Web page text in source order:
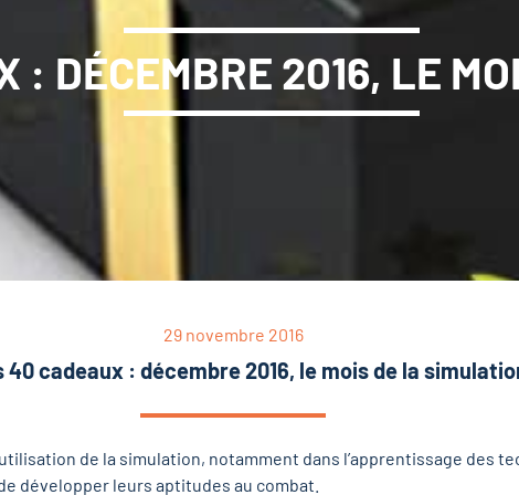
: DÉCEMBRE 2016, LE
29 novembre 2016
40 cadeaux : décembre 2016, le mois de la
de la simulation, notamment dans l’apprentissage des
développer leurs aptitudes au combat.